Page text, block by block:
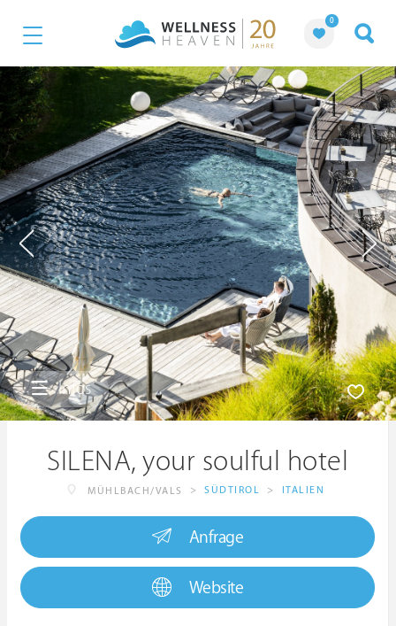
0
Infos
SILENA, your soulful hotel
MÜHLBACH/VALS > SÜDTIROL > ITALIEN
Anfrage
Website